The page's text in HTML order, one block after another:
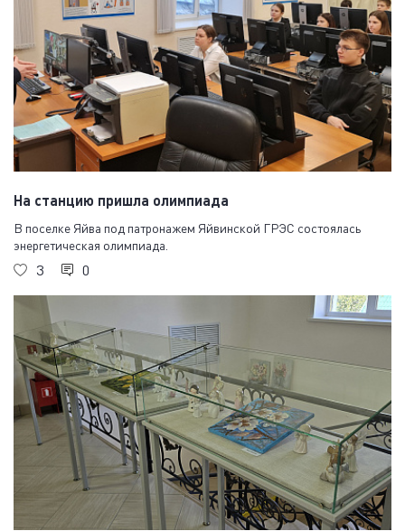
На станцию пришла олимпиада
В поселке Яйва под патронажем Яйвинской ГРЭС состоялась
энергетическая олимпиада.
3 0